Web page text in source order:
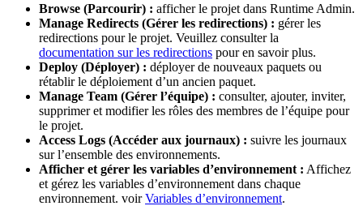
Browse (Parcourir) : afficher le projet dans Runtime Admin.
Manage Redirects (Gérer les redirections) : gérer les
redirections pour le projet. Veuillez consulter la
documentation sur les redirections pour en savoir plus.
Deploy (Déployer) : déployer de nouveaux paquets ou
rétablir le déploiement d’un ancien paquet.
Manage Team (Gérer l’équipe) : consulter, ajouter, inviter,
supprimer et modifier les rôles des membres de l’équipe pour
le projet.
Access Logs (Accéder aux journaux) : suivre les journaux
sur l’ensemble des environnements.
Afficher et gérer les variables d’environnement : Affichez
et gérez les variables d’environnement dans chaque
environnement. voirVariables d’environnement.